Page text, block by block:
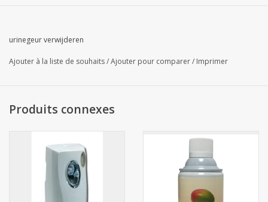
urinegeur verwijderen
Ajouter à la liste de souhaits/Ajouter pour comparer/ Imprimer
Produits connexes